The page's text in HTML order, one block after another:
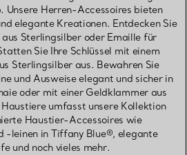
Herren-Accessoires bieten
elegante Kreationen. Entdecken Sie
Sterlingsilber oder Emaille für
Sie Ihre Schlüssel mit einem
Sterlingsilber aus. Bewahren Sie
und Ausweise elegant und sicher in
oder mit einer Geldklammer aus
umfasst unsere Kollektion
Haustier-Accessoires wie
-leinen in Tiffany Blue®, elegante
und noch vieles mehr.